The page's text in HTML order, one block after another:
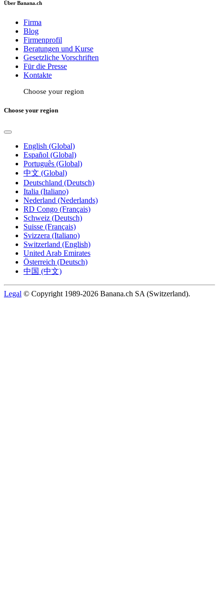
Über Banana.ch
Firma
Blog
Firmenprofil
Beratungen und Kurse
Gesetzliche Vorschriften
Für die Presse
Kontakte
Choose your region
Choose your region
English (Global)
Español (Global)
Português (Global)
中文 (Global)
Deutschland (Deutsch)
Italia (Italiano)
Nederland (Nederlands)
RD Congo (Français)
Schweiz (Deutsch)
Suisse (Français)
Svizzera (Italiano)
Switzerland (English)
United Arab Emirates
Österreich (Deutsch)
中国 (中文)
Legal © Copyright 1989-2026 Banana.ch SA (Switzerland).